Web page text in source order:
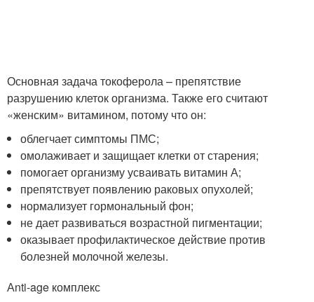
Основная задача токоферола – препятствие
разрушению клеток организма. Также его считают
«женским» витамином, потому что он:
облегчает симптомы ПМС;
омолаживает и защищает клетки от старения;
помогает организму усваивать витамин А;
препятствует появлению раковых опухолей;
нормализует гормональный фон;
не дает развиваться возрастной пигментации;
оказывает профилактическое действие против
болезней молочной железы.
Аnti-age комплекс